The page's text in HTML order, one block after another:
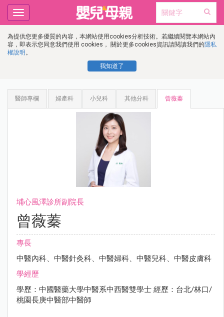
為提供您更多優質的內容，本網站使用cookies分析技術。若繼續閱覽本網站內
容，即表示您同意我們使用 cookies， 關於更多cookies資訊請閱讀我們的隱私
權說明 。
我知道了
Toggle
navigation
醫師專欄 婦產科 小兒科 其他分科 曾薇蓁
埔心風澤診所副院長
曾薇蓁
專長
中醫內科、中醫針灸科、中醫婦科、中醫兒科、中醫皮膚科
學經歷
學歷：中國醫藥大學中醫系中西醫雙學士 經歷：台北/林口/
桃園長庚中醫部中醫師